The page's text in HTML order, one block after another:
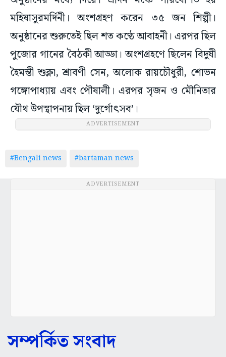
মহিষাসুরমর্দিনী। অংশগ্রহণ করেন ৩৫ জন শিল্পী।
অনুষ্ঠানের শুরুতেই ছিল শত কণ্ঠে আবাহনী। এরপর ছিল
পুজোর গানের বৈঠকী আড্ডা। অংশগ্রহণে ছিলেন বিদুষী
হৈমন্তী শুক্লা, শ্রাবণী সেন, অলোক রায়চৌধুরী, শোভন
গঙ্গোপাধ্যায় এবং পৌষালী। এরপর সৃজন ও মৌনিতার
যৌথ উপস্থাপনায় ছিল ‘দুর্গোৎসব’।
ADVERTISEMENT
#Bengali news #bartaman news
ADVERTISEMENT
সম্পর্কিত সংবাদ